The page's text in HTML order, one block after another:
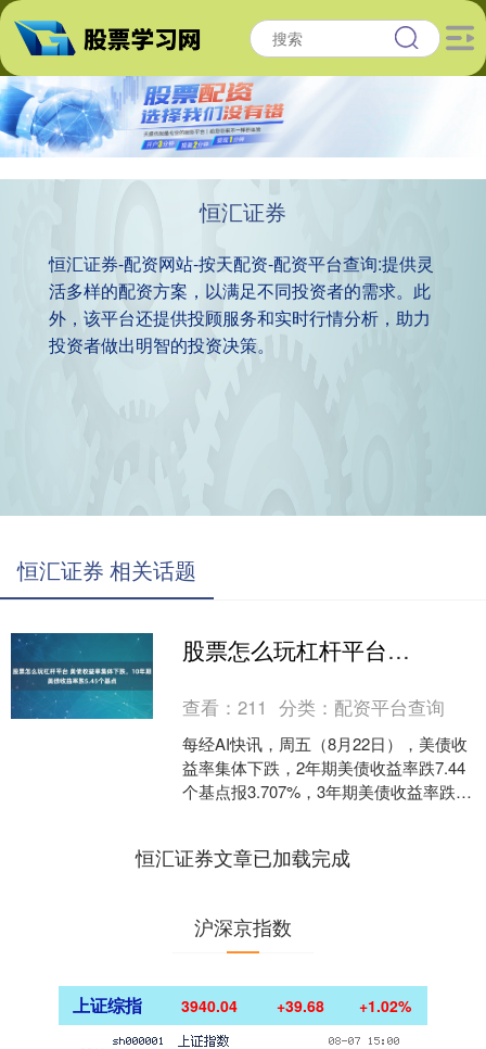
恒汇证券
恒汇证券-配资网站-按天配资-配资平台查询:提供灵
活多样的配资方案，以满足不同投资者的需求。此
外，该平台还提供投顾服务和实时行情分析，助力
投资者做出明智的投资决策。
恒汇证券 相关话题
股票怎么玩杠杆平台 美债收益率集体下跌，10年期美债收益率跌5.45个基点
查看：211 分类： 配资平台查询
每经AI快讯，周五（8月22日），美债收
益率集体下跌，2年期美债收益率跌7.44
个基点报3.707%，3年期美债收益率跌
恒汇证券文章已加载完成
沪深京指数
上证综指 3940.04 +39.68 +1.02%